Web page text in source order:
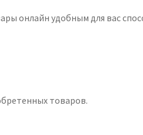
онлайн удобным для вас
товаров.